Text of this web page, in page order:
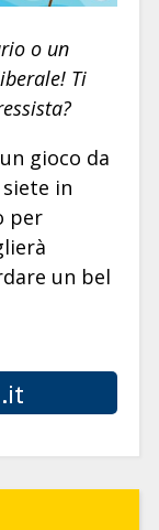
o un
Ti
gioco da
in
per
un bel